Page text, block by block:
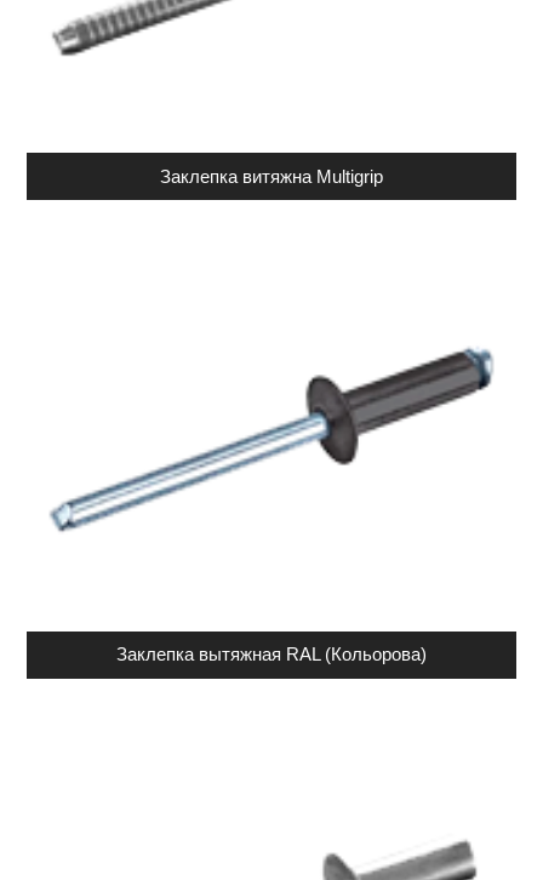
Заклепка витяжна Multigrip
Заклепка вытяжная RAL (Кольорова)